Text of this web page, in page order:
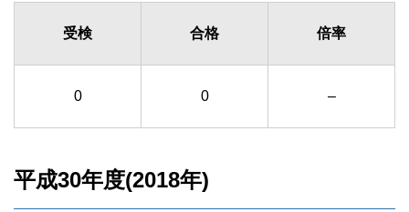
受検 合格 倍率
0 0 –
平成30年度(2018年)